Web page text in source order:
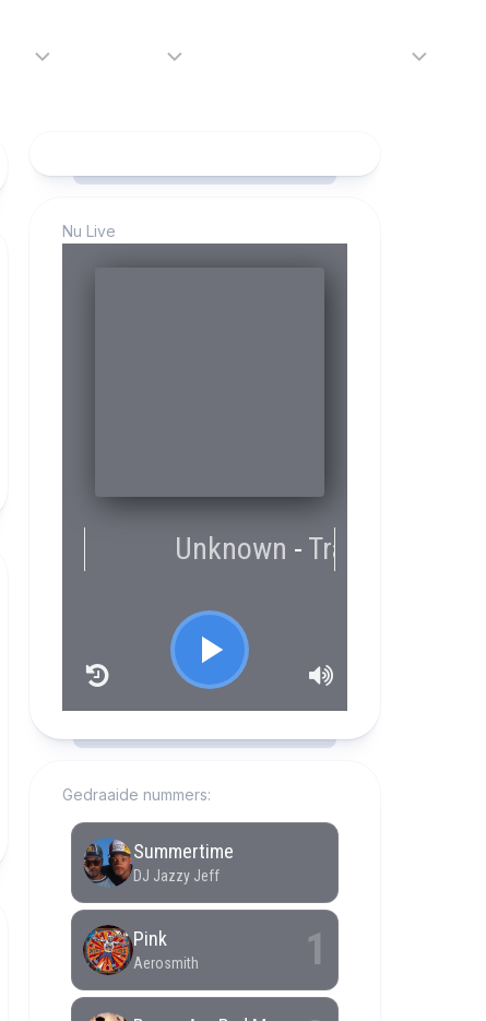
Nu Live
Gedraaide nummers: